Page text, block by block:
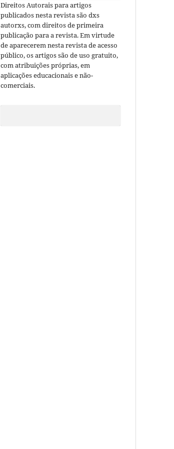
Direitos Autorais para artigos
publicados nesta revista são dxs
autorxs, com direitos de primeira
publicação para a revista. Em virtude
de aparecerem nesta revista de acesso
público, os artigos são de uso gratuito,
com atribuições próprias, em
aplicações educacionais e não-
comerciais.